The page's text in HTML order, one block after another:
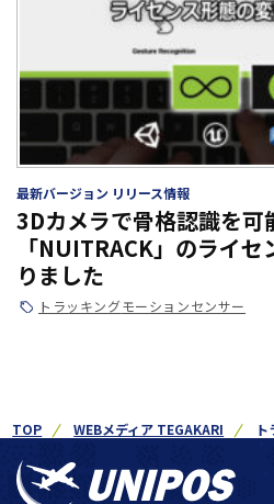
最新バージョン リリース情報
3Dカメラで骨格認識を可
「NUITRACK」のライ
りました
トラッキングモーションセンサー
TOP WEBメディア TEGAKARI